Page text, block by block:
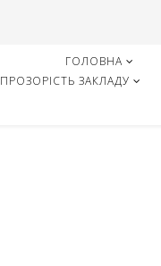
ГОЛОВНА
ПРОЗОРІСТЬ ЗАКЛАДУ